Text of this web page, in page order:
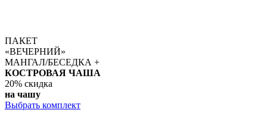
ПАКЕТ
«ВЕЧЕРНИЙ»
МАНГАЛ/БЕСЕДКА +
КОСТРОВАЯ ЧАША
20% скидка
на чашу
Выбрать комплект